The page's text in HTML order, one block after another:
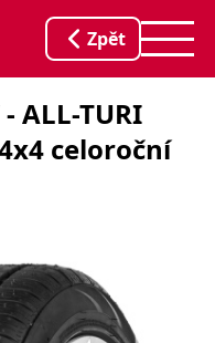
Zpět
ALL-TURI
celoroční